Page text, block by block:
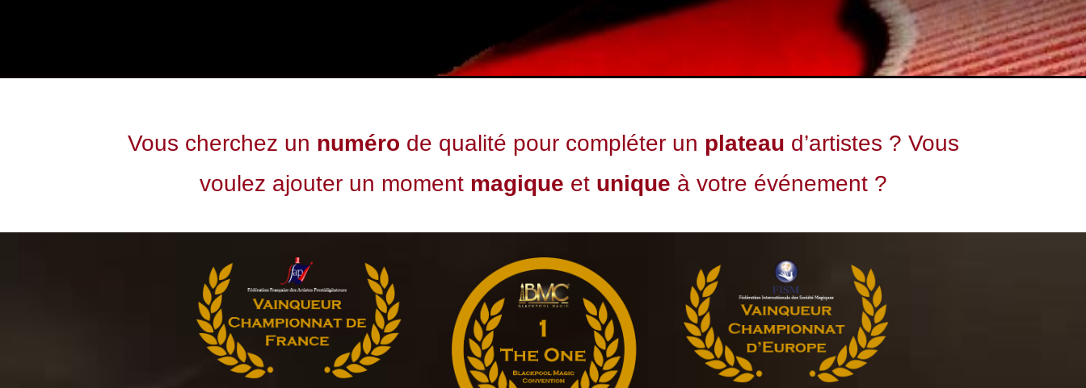
Vous cherchez un numéro de qualité pour compléter un plateau d’artistes ? Vous
voulez ajouter un moment magique et unique à votre événement ?